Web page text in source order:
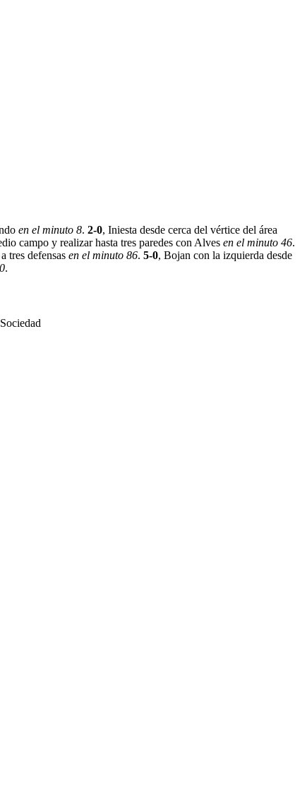
en el minuto 8. 2-0, Iniesta desde cerca del vértice del área
campo y realizar hasta tres paredes con Alves en el minuto 46.
tres defensas en el minuto 86. 5-0, Bojan con la izquierda desde
.